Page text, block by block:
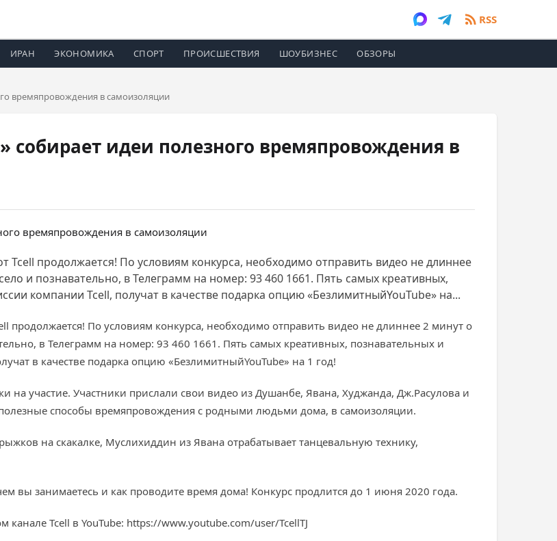
RSS
ИРАН ЭКОНОМИКА СПОРТ ПРОИСШЕСТВИЯ ШОУБИЗНЕС ОБЗОРЫ
времяпровождения в самоизоляции
собирает идеи полезного времяпровождения в
Tcell продолжается! По условиям конкурса, необходимо отправить видео не длиннее
и познавательно, в Телеграмм на номер: 93 460 1661. Пять самых креативных,
компании Tcell, получат в качестве подарка опцию «БезлимитныйYouTube» на...
продолжается! По условиям конкурса, необходимо отправить видео не длиннее 2 минут о
в Телеграмм на номер: 93 460 1661. Пять самых креативных, познавательных и
в качестве подарка опцию «БезлимитныйYouTube» на 1 год!
на участие. Участники прислали свои видео из Душанбе, Явана, Худжанда, Дж.Расулова и
способы времяпровождения с родными людьми дома, в самоизоляции.
на скакалке, Муслихиддин из Явана отрабатывает танцевальную технику,
вы занимаетесь и как проводите время дома! Конкурс продлится до 1 июня 2020 года.
Tcell в YouTube: https://www.youtube.com/user/TcellTJ